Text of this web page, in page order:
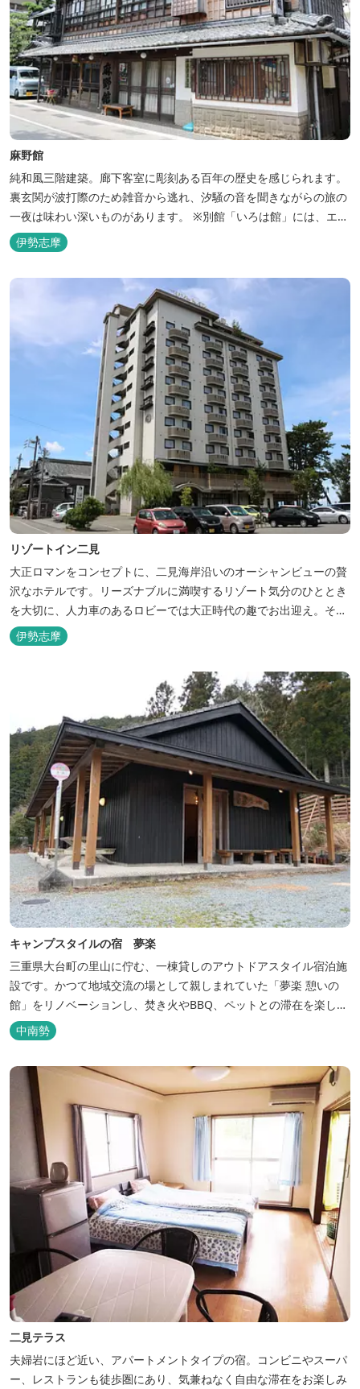
麻野館
純和風三階建築。廊下客室に彫刻ある百年の歴史を感じられます。
裏玄関が波打際のため雑音から逃れ、汐騒の音を聞きながらの旅の
一夜は味わい深いものがあります。 ※別館「いろは館」には、エイ
リアンやプレデターのリアルな模型があり、初めて見た方はビック
リしますよ。
伊勢志摩
リゾートイン二見
大正ロマンをコンセプトに、二見海岸沿いのオーシャンビューの贅
沢なホテルです。リーズナブルに満喫するリゾート気分のひととき
を大切に、人力車のあるロビーでは大正時代の趣でお出迎え。そし
て、抜群の眺めが自慢の露天風呂｢七福の湯｣は、趣向を凝らした七
つのお風呂のうち、五つをご宿泊者様無料の貸切風呂としてご利用
伊勢志摩
キャンプスタイルの宿 夢楽
三重県大台町の里山に佇む、一棟貸しのアウトドアスタイル宿泊施
設です。かつて地域交流の場として親しまれていた「夢楽 憩いの
館」をリノベーションし、焚き火やBBQ、ペットとの滞在を楽しめ
る“キャンプ気分”の宿として生まれ変わりました。 【営業時間】 チ
ェックイン 15：00（早めのチェックインご希望は予約時に要相
中南勢
二見テラス
夫婦岩にほど近い、アパートメントタイプの宿。コンビニやスーパ
ー、レストランも徒歩圏にあり、気兼ねなく自由な滞在をお楽しみ